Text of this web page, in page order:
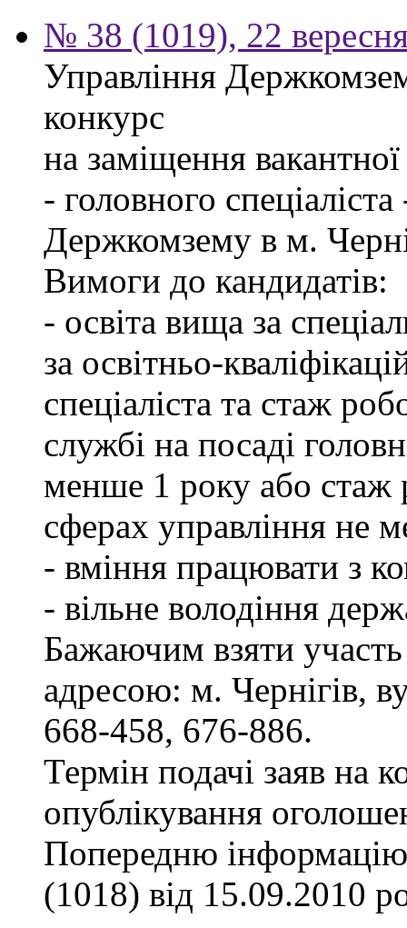
№ 38 (1019), 22
Управління
конкурс
на заміщення
- головного
Держкомзему в м.
Вимоги до кандидатів:
- освіта вища за
за освітньо-
спеціаліста та стаж
службі на посаді
менше 1 року або стаж
сферах управління не
- вміння працювати з
- вільне володіння
Бажаючим взяти участь
адресою: м. Чернігів,
668-458, 676-886.
Термін подачі заяв на
опублікування
Попередню
(1018) від 15.09.2010